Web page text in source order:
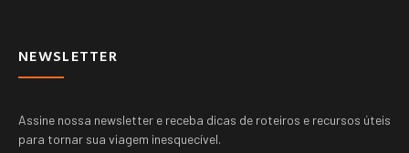
NEWSLETTER
Assine nossa newsletter e receba dicas de roteiros e recursos úteis
para tornar sua viagem inesquecível.